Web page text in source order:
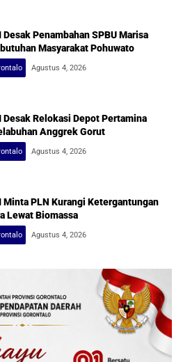
Penambahan SPBU Marisa
Masyarakat Pohuwato
Agustus 4, 2026
Desak Relokasi Depot Pertamina
Anggrek Gorut
Agustus 4, 2026
Minta PLN Kurangi Ketergantungan
Lewat Biomassa
Agustus 4, 2026